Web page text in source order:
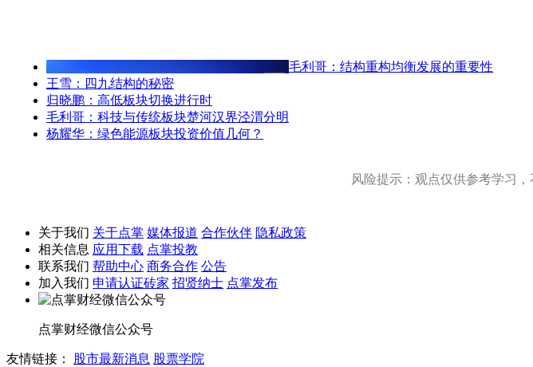
毛利哥：结构重构均衡发展的重要性
王雪：四九结构的秘密
归晓鹏：高低板块切换进行时
毛利哥：科技与传统板块楚河汉界泾渭分明
杨耀华：绿色能源板块投资价值几何？
风险提示：观点仅供参考学习
关于我们 关于点掌 媒体报道 合作伙伴 隐私政策
相关信息 应用下载 点掌投教
联系我们 帮助中心 商务合作 公告
加入我们 申请认证砖家 招贤纳士 点掌发布
点掌财经微信公众号
友情链接： 股市最新消息 股票学院